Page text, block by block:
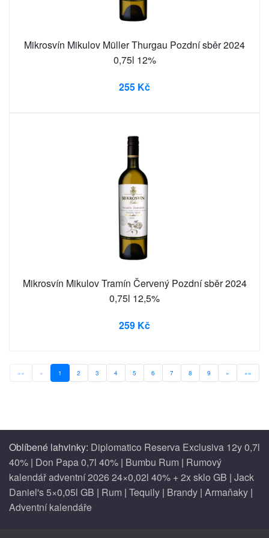
Mikrosvín Mikulov Müller Thurgau Pozdní sběr 2024
0,75l 12%
255 Kč
Mikrosvín Mikulov Tramín Červený Pozdní sběr 2024
0,75l 12,5%
259 Kč
«« « 1 2 3 4 5 6 7 8 9 » »»
Oblíbené lahvinky: Diplomatico Reserva Exclusiva 12y 0,7l
40% | Don Papa 0,7l 40% | Bumbu Rum | Rumový
kalendář adventní 2026 24×0,02l 40% + 2x sklo GB | Jack
Daniel's 5×0,05l GB | Rum | Tequily | Brandy | Armaňaky |
Adventní kalendáře